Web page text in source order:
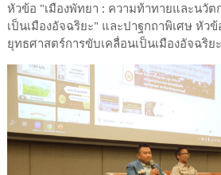
หัวข้อ "เมืองพัทยา : ความท้าทายและนวัต
เป็นเมืองอัจฉริยะ" และปาฐกถาพิเศษ หัว
ยุทธศาสตร์การขับเคลื่อนเป็นเมืองอัจฉริย